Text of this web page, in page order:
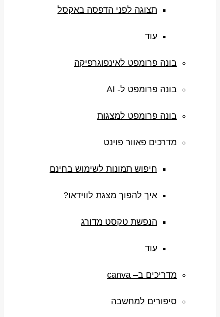
תצוגה לפני הדפסה באקסל
עוד
בונה פרומפט לאינפוגרפיקה
בונה פרומפט ל- AI
בונה פרומפט למצגות
מדרכים פאוור פוינט
חיפוש תמונות לשימוש בחינם
איך להפוך מצגת לווידאו?
הנפשת טקסט מדורג
עוד
מדריכים ב– canva
סיפורים למחשבה